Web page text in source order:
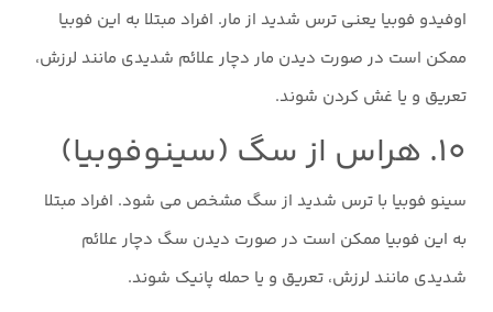
اوفیدو فوبیا یعنی ترس شدید از مار. افراد مبتلا به این فوبیا
ممکن است در صورت دیدن مار دچار علائم شدیدی مانند لرزش،
تعریق و یا غش کردن شوند.
۱۰. هراس از سگ (سینوفوبیا)
سینو فوبیا با ترس شدید از سگ مشخص می شود. افراد مبتلا
به این فوبیا ممکن است در صورت دیدن سگ دچار علائم
شدیدی مانند لرزش، تعریق و یا حمله پانیک شوند.